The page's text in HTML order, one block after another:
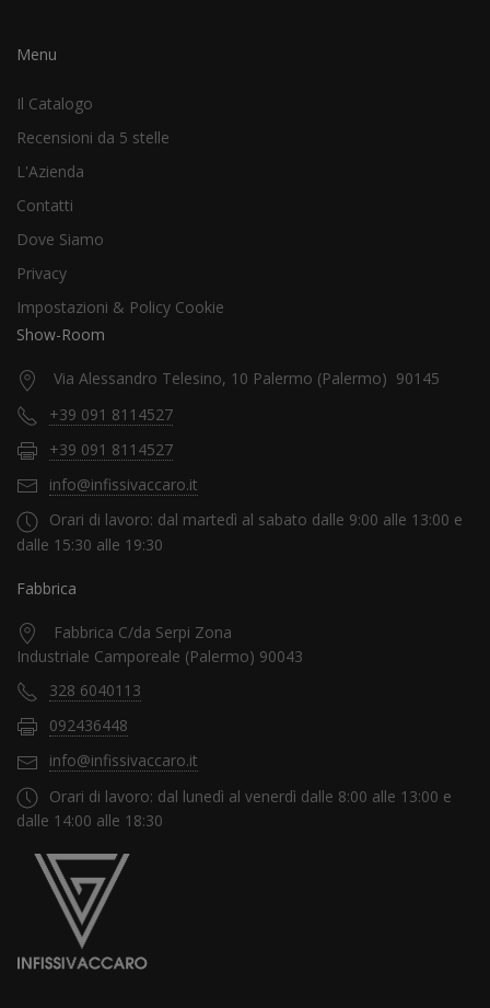
Menu
Il Catalogo
Recensioni da 5 stelle
L'Azienda
Contatti
Dove Siamo
Privacy
Impostazioni & Policy Cookie
Show-Room
Via Alessandro Telesino, 10 Palermo (Palermo) 90145
+39 091 8114527
+39 091 8114527
info@infissivaccaro.it
Orari di lavoro: dal martedì al sabato dalle 9:00 alle 13:00 e
dalle 15:30 alle 19:30
Fabbrica
Fabbrica C/da Serpi Zona
Industriale Camporeale (Palermo) 90043
328 6040113
092436448
info@infissivaccaro.it
Orari di lavoro: dal lunedì al venerdì dalle 8:00 alle 13:00 e
dalle 14:00 alle 18:30